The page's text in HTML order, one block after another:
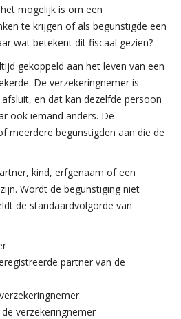
mogelijk is om een
te krijgen of als begunstigde een
wat betekent dit fiscaal gezien?
gekoppeld aan het leven van een
De verzekeringnemer is
en dat kan dezelfde persoon
ook iemand anders. De
meerdere begunstigden aan die de
kind, erfgenaam of een
Wordt de begunstiging niet
de standaardvolgorde van
partner van de
verzekeringnemer